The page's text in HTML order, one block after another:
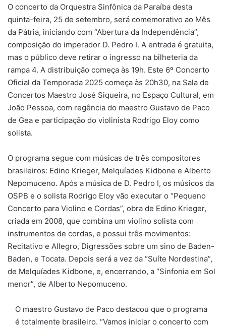
O concerto da Orquestra Sinfônica da Paraíba desta
quinta-feira, 25 de setembro, será comemorativo ao Mês
da Pátria, iniciando com “Abertura da Independência”,
composição do imperador D. Pedro I. A entrada é gratuita,
mas o público deve retirar o ingresso na bilheteria da
rampa 4. A distribuição começa às 19h. Este 6º Concerto
Oficial da Temporada 2025 começa às 20h30, na Sala de
Concertos Maestro José Siqueira, no Espaço Cultural, em
João Pessoa, com regência do maestro Gustavo de Paco
de Gea e participação do violinista Rodrigo Eloy como
solista.
O programa segue com músicas de três compositores
brasileiros: Edino Krieger, Melquíades Kidbone e Alberto
Nepomuceno. Após a música de D. Pedro I, os músicos da
OSPB e o solista Rodrigo Eloy vão executar o “Pequeno
Concerto para Violino e Cordas”, obra de Edino Krieger,
criada em 2008, que combina um violino solista com
instrumentos de cordas, e possui três movimentos:
Recitativo e Allegro, Digressões sobre um sino de Baden-
Baden, e Tocata. Depois será a vez da “Suíte Nordestina”,
de Melquíades Kidbone, e, encerrando, a “Sinfonia em Sol
menor”, de Alberto Nepomuceno.
O maestro Gustavo de Paco destacou que o programa
é totalmente brasileiro. “Vamos iniciar o concerto com